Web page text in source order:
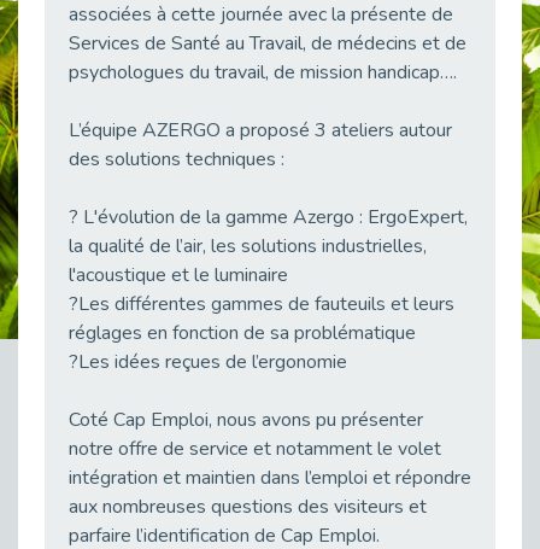
38 vidéos pour comprendre et agir durablement
Publié le 04/05/2026
Témoignage : Le parcours de Marc, 44 ans
Publié le 30/04/2026
Publié le 29/04/2026
28 avril : Agir ensemble pour une culture de prévention au travail
Publié le 27/04/2026
Mobilisation pour l’alternance et le handicap
Publié le 24/04/2026
associées à cette journée avec la présente de
Services de Santé au Travail, de médecins et de
psychologues du travail, de mission handicap….
L’équipe AZERGO a proposé 3 ateliers autour
des solutions techniques :
? L'évolution de la gamme Azergo : ErgoExpert,
la qualité de l’air, les solutions industrielles,
l'acoustique et le luminaire
?Les différentes gammes de fauteuils et leurs
réglages en fonction de sa problématique
?Les idées reçues de l’ergonomie
Coté Cap Emploi, nous avons pu présenter
notre offre de service et notamment le volet
intégration et maintien dans l’emploi et répondre
aux nombreuses questions des visiteurs et
parfaire l’identification de Cap Emploi.